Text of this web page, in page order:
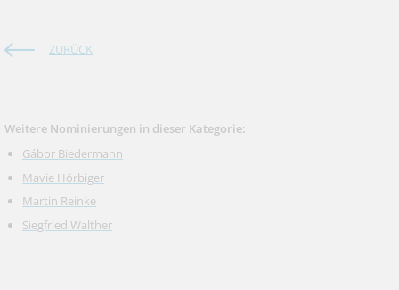
ZURÜCK
Weitere Nominierungen in dieser Kategorie:
Gábor Biedermann
Mavie Hörbiger
Martin Reinke
Siegfried Walther